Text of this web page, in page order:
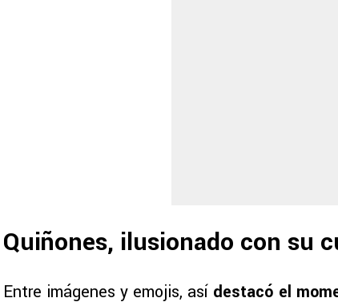
Quiñones, ilusionado con su
Entre imágenes y emojis, así destacó el